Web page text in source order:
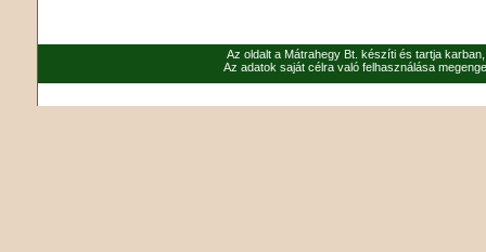
Az oldalt a Mátrahegy Bt. készíti és tartja
Az adatok saját célra való felhasználása